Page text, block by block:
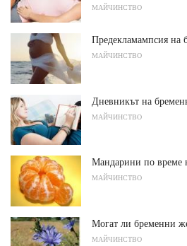
МАЙЧИНСТВО
Предекламампсия на
МАЙЧИНСТВО
Дневникът на
МАЙЧИНСТВО
Мандарини по време
МАЙЧИНСТВО
Могат ли бременни
МАЙЧИНСТВО